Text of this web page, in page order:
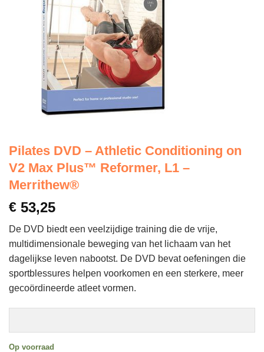
Pilates DVD – Athletic Conditioning on
V2 Max Plus™ Reformer, L1 –
Merrithew®
€ 53,25
De DVD biedteen veelzijdige training die de vrije,
multidimensionale beweging van het lichaam van het
dagelijkse leven nabootst. De DVD bevatoefeningen die
sportblessures helpen voorkomen en een sterkere, meer
gecoördineerde atleet vormen.
Op voorraad